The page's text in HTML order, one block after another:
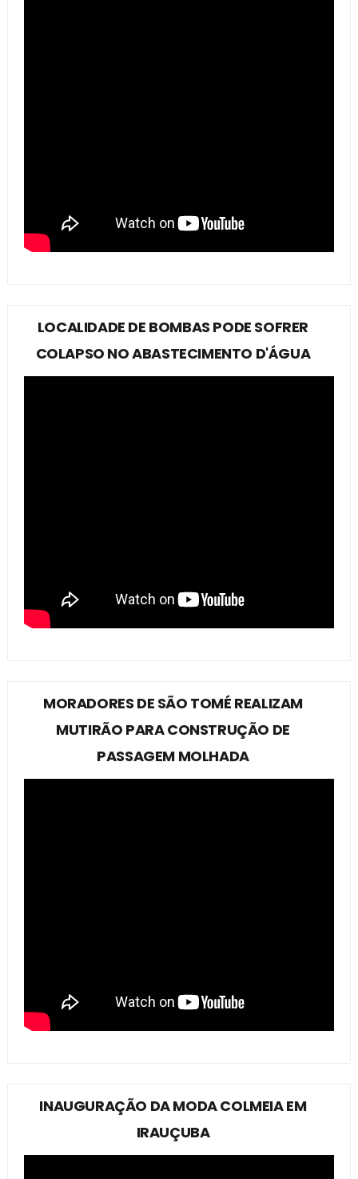
LOCALIDADE DE BOMBAS PODE SOFRER
COLAPSO NO ABASTECIMENTO D'ÁGUA
MORADORES DE SÃO TOMÉ REALIZAM
MUTIRÃO PARA CONSTRUÇÃO DE
PASSAGEM MOLHADA
INAUGURAÇÃO DA MODA COLMEIA EM
IRAUÇUBA